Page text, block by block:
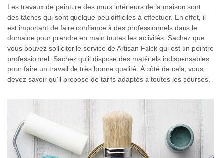
Les travaux de peinture des murs intérieurs de la maison sont
des tâches qui sont quelque peu difficiles à effectuer. En effet, il
est important de faire confiance à des professionnels dans le
domaine pour prendre en main toutes les activités. Sachez que
vous pouvez solliciter le service de Artisan Falck qui est un peintre
professionnel. Sachez qu'il dispose des matériels indispensables
pour faire un travail de très bonne qualité. À côté de cela, vous
devez savoir qu'il propose de tarifs adaptés à toutes les bourses.